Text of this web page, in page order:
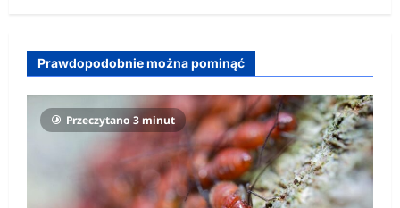
Prawdopodobnie można pominąć
Przeczytano 3 minut